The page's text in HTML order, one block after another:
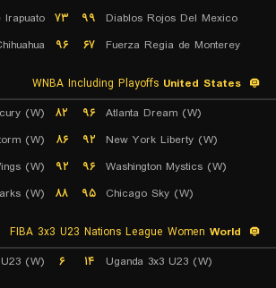
Diablos Rojos Del Mexico
۹۹ ۷۳ Irapuato
Fuerza Regia de Monterey
۶۷ ۹۶
United States
Atlanta Dream (W)
۹۶ ۸۲
(W)
New York Liberty (W)
۹۲ ۸۶
(W)
Washington Mystics (W)
۹۶ ۹۲
(W)
Chicago Sky (W)
۹۵ ۸۸ (W)
World
Uganda 3x3 U23 (W)
۱۴ ۶ (W)